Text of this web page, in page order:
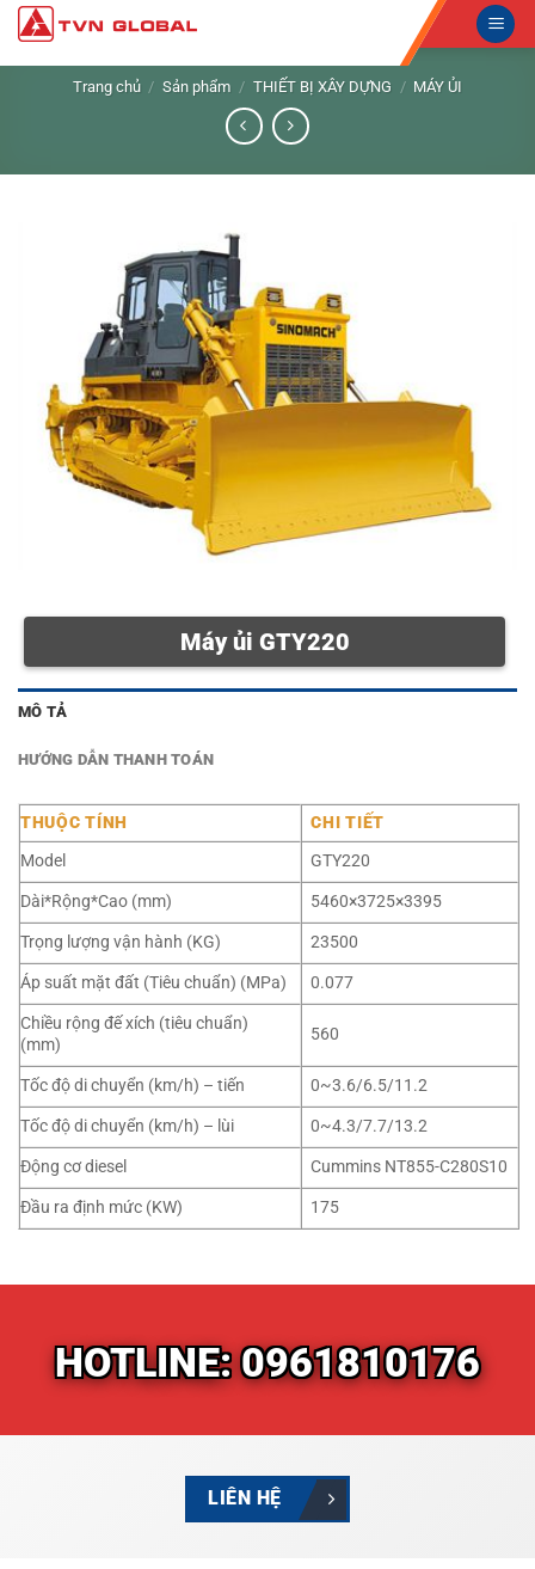
Skip
content
Trang chủ / Sản phẩm / THIẾT BỊ XÂY DỰNG / MÁY ỦI
Máy ủi GTY220
MÔ TẢ
HƯỚNG DẪN THANH TOÁN
THUỘC TÍNH
CHI TIẾT
Model
GTY220
Dài*Rộng*Cao (mm)
5460×3725×3395
Trọng lượng vận hành (KG)
23500
Áp suất mặt đất (Tiêu chuẩn) (MPa)
0.077
Chiều rộng đế xích (tiêu chuẩn)
(mm)
560
Tốc độ di chuyển (km/h) – tiến
0~3.6/6.5/11.2
Tốc độ di chuyển (km/h) – lùi
0~4.3/7.7/13.2
Động cơ diesel
Cummins NT855-C280S10
Đầu ra định mức (KW)
175
HOTLINE: 0961810176
LIÊN HỆ